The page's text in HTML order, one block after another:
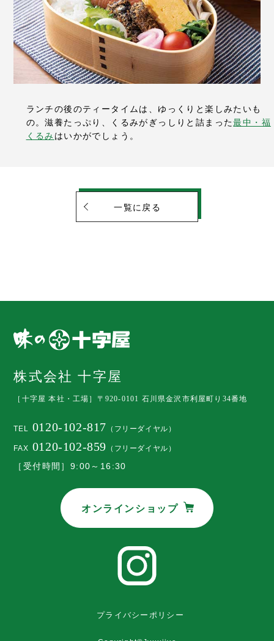
ランチの後のティータイムは、ゆっくりと楽しみたいも
の。滋養たっぷり、くるみがぎっしりと詰まった最中・福
くるみ はいかがでしょう。
一覧に戻る
株式会社 十字屋
［十字屋 本社・工場］ 〒920-0101 石川県金沢市利屋町り34番地
TEL 0120-102-817 （フリーダイヤル）
FAX 0120-102-859 （フリーダイヤル）
［受付時間］9:00～16:30
オンラインショップ
プライバシーポリシー